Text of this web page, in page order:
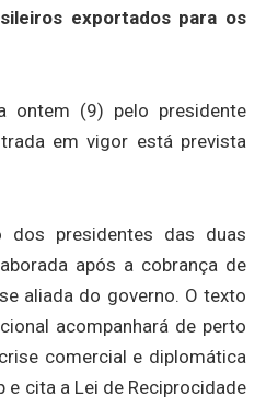
exportados para os
ontem (9) pelo presidente
em vigor está prevista
presidentes das duas
após a cobrança de
aliada do governo. O texto
acompanhará de perto
comercial e diplomática
e cita a Lei de Reciprocidade